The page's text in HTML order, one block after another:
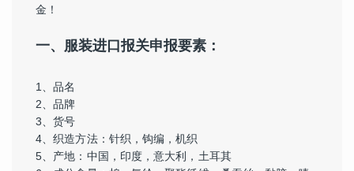
金！
一、服装进口报关申报要素：
1、品名
2、品牌
3、货号
4、织造方法：针织，钩编，机织
5、产地：中国，印度，意大利，土耳其